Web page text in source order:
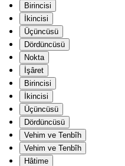
Birincisi
İkincisi
Üçüncüsü
Dördüncüsü
Nokta
İşâret
Birincisi
İkincisi
Üçüncüsü
Dördüncüsü
Vehim ve Tenbîh
Vehim ve Tenbîh
Hâtime